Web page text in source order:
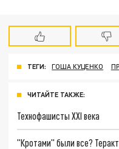
ТЕГИ: ГОША КУЦЕНКО
ЧИТАЙТЕ ТАКЖЕ:
Технофашисты XXI века
"Кротами" были все?